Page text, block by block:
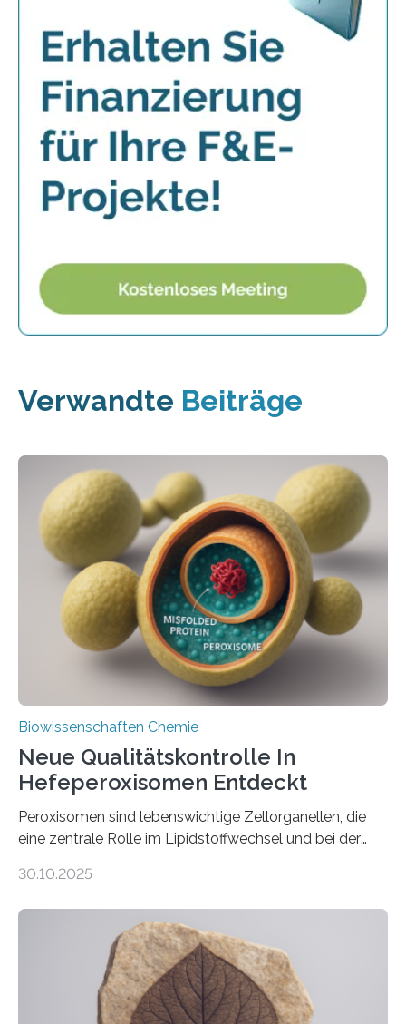
Verwandte Beiträge
Biowissenschaften Chemie
Neue Qualitätskontrolle In
Hefeperoxisomen Entdeckt
Peroxisomen sind lebenswichtige Zellorganellen, die
eine zentrale Rolle im Lipidstoffwechsel und bei der
erfüllen können, müssen zahlreiche Enzyme präzise in
der Ruhr-Universität Bochum um Prof. Dr. Ralf Erdmann
und Dr. Ismaila Francis Yusuf hat nun einen bislang
unbekannten Qualitätskontrollmechanismus des
peroxisomalen Proteintransports in der Bäckerhefe
Saccharomyces cerevisiae entdeckt, der für die
30.10.2025